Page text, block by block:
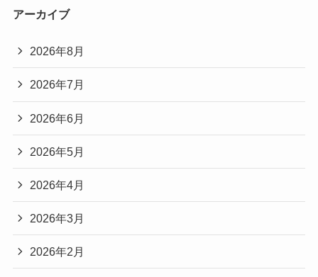
アーカイブ
2026年8月
2026年7月
2026年6月
2026年5月
2026年4月
2026年3月
2026年2月